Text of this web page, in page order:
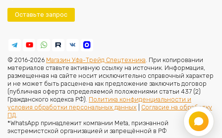
Оставьте запрос
© 2016-2026 Магазин Уфа-Трейд Спецтехника . При копировании
материалов ставьте активную ссылку на источник. Информация,
размещенная на сайте носит исключительно справочный характер
и не может быть расценена как предложение заключить договор
(публичная оферта определяемой положениями статьи 437 (2)
Гражданского кодекса РФ). Политика конфиденциальности и
условия обработки персональных данных
Согласие на обработку
ПД
*WhatsApp принадлежит компании Meta, признанной
экстремистской организацией и запрещённой в РФ